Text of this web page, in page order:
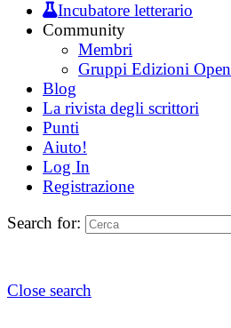
Incubatore letterario
Community
Membri
Gruppi Edizioni Open
Blog
La rivista degli scrittori
Punti
Aiuto!
Log In
Registrazione
Search for:
Close search